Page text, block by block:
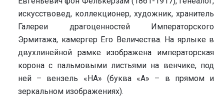
искусствовед, коллекционер, художник, хранитель
Галереи драгоценностей Императорского
Эрмитажа, камергер Его Величества. На ярлыке в
двухлинейной рамке изображена императорская
корона с пальмовыми листьями на венчике, под
ней – вензель «НА» (буква «А» – в прямом и
зеркальном изображениях).